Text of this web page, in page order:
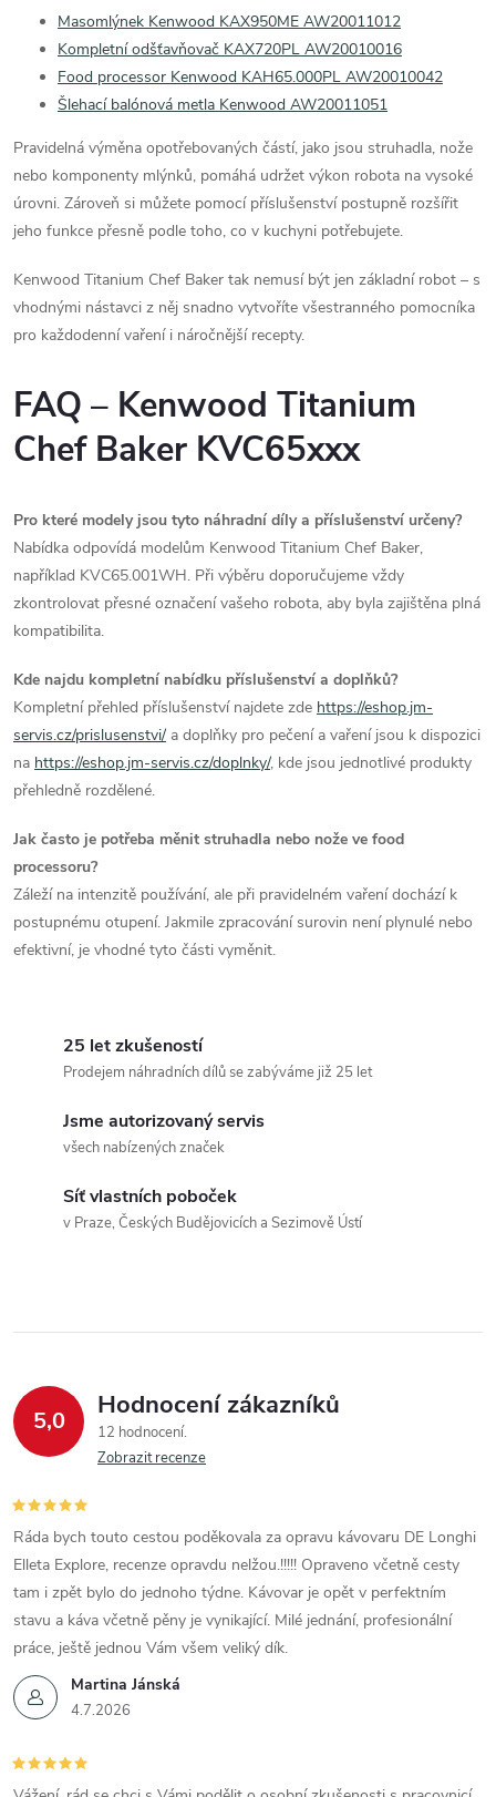
p
i
s
u
Masomlýnek Kenwood KAX950ME AW20011012
Kompletní odšťavňovač KAX720PL AW20010016
Food processor Kenwood KAH65.000PL AW20010042
Šlehací balónová metla Kenwood AW20011051
Pravidelná výměna opotřebovaných částí, jako jsou struhadla, nože
nebo komponenty mlýnků, pomáhá udržet výkon robota na vysoké
úrovni. Zároveň si můžete pomocí příslušenství postupně rozšířit
jeho funkce přesně podle toho, co v kuchyni potřebujete.
Kenwood Titanium Chef Baker tak nemusí být jen základní robot – s
vhodnými nástavci z něj snadno vytvoříte všestranného pomocníka
pro každodenní vaření i náročnější recepty.
FAQ – Kenwood Titanium
Chef Baker KVC65xxx
Pro které modely jsou tyto náhradní díly a příslušenství určeny?
Nabídka odpovídá modelům Kenwood Titanium Chef Baker,
například KVC65.001WH. Při výběru doporučujeme vždy
zkontrolovat přesné označení vašeho robota, aby byla zajištěna plná
kompatibilita.
Kde najdu kompletní nabídku příslušenství a doplňků?
Kompletní přehled příslušenství najdete zde https://eshop.jm-
servis.cz/prislusenstvi/ a doplňky pro pečení a vaření jsou k dispozici
na https://eshop.jm-servis.cz/doplnky/, kde jsou jednotlivé produkty
přehledně rozdělené.
Jak často je potřeba měnit struhadla nebo nože ve food
processoru?
Záleží na intenzitě používání, ale při pravidelném vaření dochází k
postupnému otupení. Jakmile zpracování surovin není plynulé nebo
efektivní, je vhodné tyto části vyměnit.
25 let zkušeností
Prodejem náhradních dílů se zabýváme již 25 let
Jsme autorizovaný servis
všech nabízených značek
Síť vlastních poboček
v Praze, Českých Budějovicích a Sezimově Ústí
5,0 Hodnocení zákazníků
12 hodnocení
Zobrazit recenze
Martina Jánská
4.7.2026
Ráda bych touto cestou poděkovala za opravu kávovaru DE Longhi
Elleta Explore, recenze opravdu nelžou.!!!!! Opraveno včetně cesty
tam i zpět bylo do jednoho týdne. Kávovar je opět v perfektním
stavu a káva včetně pěny je vynikající. Milé jednání, profesionální
práce, ještě jednou Vám všem veliký dík.